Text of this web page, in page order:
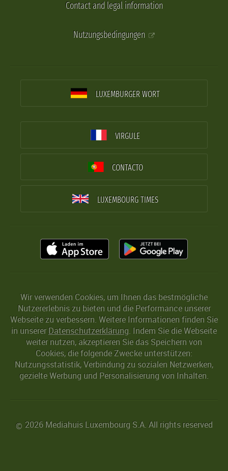
Contact and legal information
Nutzungsbedingungen
LUXEMBURGER WORT
VIRGULE
CONTACTO
LUXEMBOURG TIMES
Wir verwenden Cookies, um Ihnen das bestmögliche
Nutzererlebnis zu bieten und die Performance unserer
Webseite zu verbessern. Weitere Informationen finden Sie
in unserer Datenschutzerklärung. Indem Sie die Webseite
weiter nutzen, akzeptieren Sie das Speichern von
Cookies, die folgende Zwecke unterstützen:
Nutzungsstatistik, Verbindung zu sozialen Netzwerken,
gezielte Werbung und Personalisierung von Inhalten.
© 2026 Mediahuis Luxembourg S.A. All rights reserved